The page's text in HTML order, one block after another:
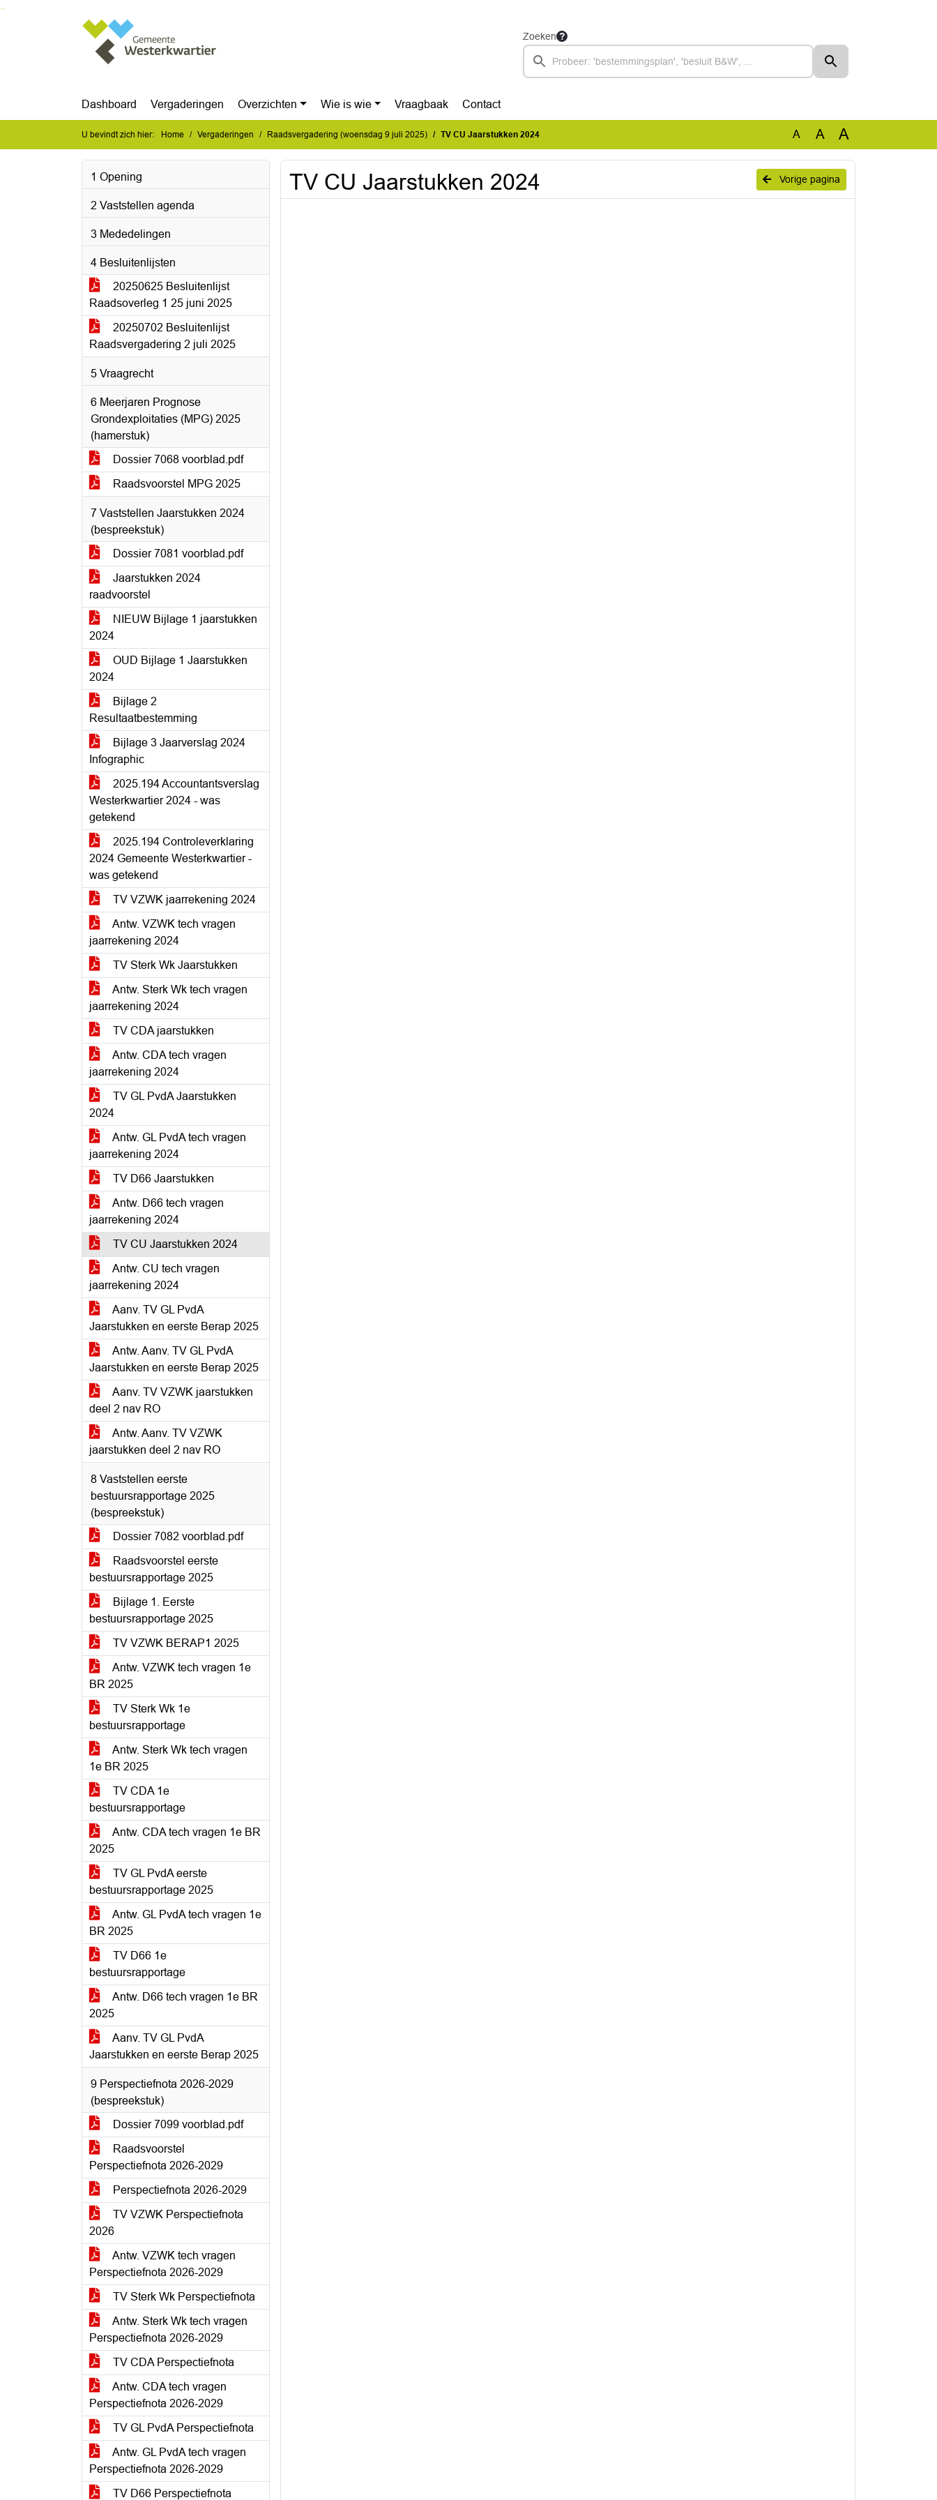
Zoeken
Dashboard Vergaderingen Overzichten Wie is wie Vraagbaak Contact
U bevindt zich hier: Home Vergaderingen Raadsvergadering (woensdag 9 juli 2025) TV CU Jaarstukken 2024 A A A
1 Opening
2 Vaststellen agenda
3 Mededelingen
4 Besluitenlijsten
20250625 Besluitenlijst
Raadsoverleg 1 25 juni 2025
20250702 Besluitenlijst
Raadsvergadering 2 juli 2025
5 Vraagrecht
6 Meerjaren Prognose
Grondexploitaties (MPG) 2025
(hamerstuk)
Dossier 7068 voorblad.pdf
Raadsvoorstel MPG 2025
7 Vaststellen Jaarstukken 2024
(bespreekstuk)
Dossier 7081 voorblad.pdf
Jaarstukken 2024
raadvoorstel
NIEUW Bijlage 1 jaarstukken
2024
OUD Bijlage 1 Jaarstukken
2024
Bijlage 2
Resultaatbestemming
Bijlage 3 Jaarverslag 2024
Infographic
2025.194 Accountantsverslag
Westerkwartier 2024 - was
getekend
2025.194 Controleverklaring
2024 Gemeente Westerkwartier -
was getekend
TV VZWK jaarrekening 2024
Antw. VZWK tech vragen
jaarrekening 2024
TV Sterk Wk Jaarstukken
Antw. Sterk Wk tech vragen
jaarrekening 2024
TV CDA jaarstukken
Antw. CDA tech vragen
jaarrekening 2024
TV GL PvdA Jaarstukken
2024
Antw. GL PvdA tech vragen
jaarrekening 2024
TV D66 Jaarstukken
Antw. D66 tech vragen
jaarrekening 2024
TV CU Jaarstukken 2024
Antw. CU tech vragen
jaarrekening 2024
Aanv. TV GL PvdA
Jaarstukken en eerste Berap 2025
Antw. Aanv. TV GL PvdA
Jaarstukken en eerste Berap 2025
Aanv. TV VZWK jaarstukken
deel 2 nav RO
Antw. Aanv. TV VZWK
jaarstukken deel 2 nav RO
8 Vaststellen eerste
bestuursrapportage 2025
(bespreekstuk)
Dossier 7082 voorblad.pdf
Raadsvoorstel eerste
bestuursrapportage 2025
Bijlage 1. Eerste
bestuursrapportage 2025
TV VZWK BERAP1 2025
Antw. VZWK tech vragen 1e
BR 2025
TV Sterk Wk 1e
bestuursrapportage
Antw. Sterk Wk tech vragen
1e BR 2025
TV CDA 1e
bestuursrapportage
Antw. CDA tech vragen 1e BR
2025
TV GL PvdA eerste
bestuursrapportage 2025
Antw. GL PvdA tech vragen 1e
BR 2025
TV D66 1e
bestuursrapportage
Antw. D66 tech vragen 1e BR
2025
Aanv. TV GL PvdA
Jaarstukken en eerste Berap 2025
9 Perspectiefnota 2026-2029
(bespreekstuk)
Dossier 7099 voorblad.pdf
Raadsvoorstel
Perspectiefnota 2026-2029
Perspectiefnota 2026-2029
TV VZWK Perspectiefnota
2026
Antw. VZWK tech vragen
Perspectiefnota 2026-2029
TV Sterk Wk Perspectiefnota
Antw. Sterk Wk tech vragen
Perspectiefnota 2026-2029
TV CDA Perspectiefnota
Antw. CDA tech vragen
Perspectiefnota 2026-2029
TV GL PvdA Perspectiefnota
Antw. GL PvdA tech vragen
Perspectiefnota 2026-2029
TV D66 Perspectiefnota
Vorige pagina
TV CU Jaarstukken 2024